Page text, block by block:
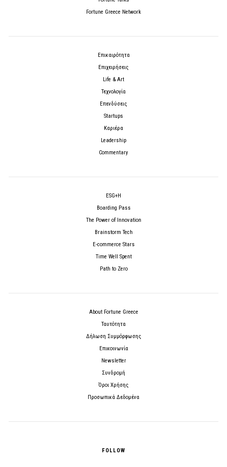
Fortune Greece Network
Επικαιρότητα
Επιχειρήσεις
Life & Art
Τεχνολογία
Επενδύσεις
Startups
Καριέρα
Leadership
Commentary
ESG+H
Boarding Pass
The Power of Innovation
Brainstorm Tech
E-commerce Stars
Time Well Spent
Path to Zero
About Fortune Greece
Ταυτότητα
Δήλωση Συμμόρφωσης
Επικοινωνία
Newsletter
Συνδρομή
Όροι Χρήσης
Προσωπικά Δεδομένα
FOLLOW